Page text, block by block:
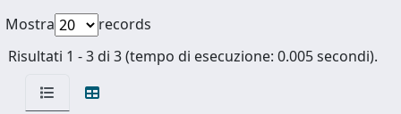
Mostra
records
Risultati 1 - 3 di 3 (tempo di esecuzione: 0.005 secondi).